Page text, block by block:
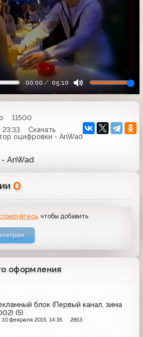
00:00 05:10
11500
23:33
Скачать
оцифровки - AnWad
AnWad
0
, чтобы добавить
оформления
блок (Первый канал, зима
(5)
10 февраля 2015, 14:35 2853